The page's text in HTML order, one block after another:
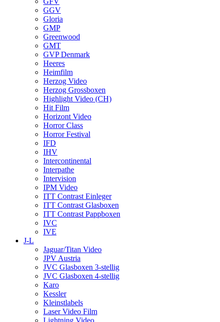
GGV
Gloria
GMP
Greenwood
GMT
GVP Denmark
Heeres
Heimfilm
Herzog Video
Herzog Grossboxen
Highlight Video (CH)
Hit Film
Horizont Video
Horror Class
Horror Festival
IFD
IHV
Intercontinental
Interpathe
Intervision
IPM Video
ITT Contrast Einleger
ITT Contrast Glasboxen
ITT Contrast Pappboxen
IVC
IVE
J-L
Jaguar/Titan Video
JPV Austria
JVC Glasboxen 3-stellig
JVC Glasboxen 4-stellig
Karo
Kessler
Kleinstlabels
Laser Video Film
Lightning Video